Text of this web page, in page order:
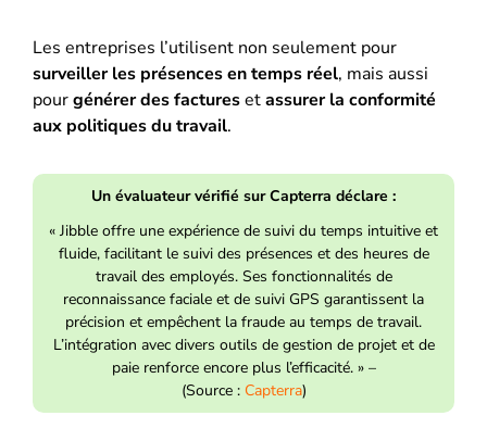
Les entreprises l’utilisent non seulement pour
surveiller les présences en temps réel, mais aussi
pourgénérerdes facturesetassurer la conformité
aux politiques du travail.
Un évaluateur vérifié sur Capterra déclare :
« Jibble offre une expérience de suivi du temps intuitive et
fluide, facilitant le suivi des présences et des heures de
travail des employés. Ses fonctionnalités de
reconnaissance faciale et de suivi GPS garantissent la
précision et empêchent la fraude au temps de travail.
L’intégration avec divers outils de gestion de projet et de
paie renforce encore plus l’efficacité. » –
(Source : Capterra)